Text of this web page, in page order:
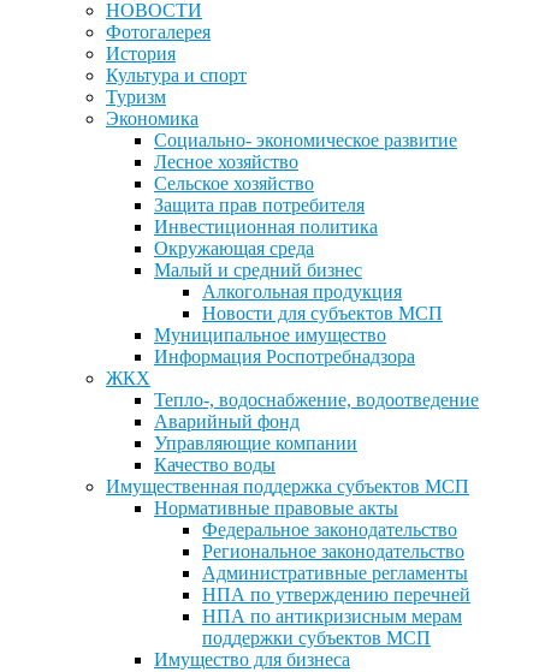
НОВОСТИ
Фотогалерея
История
Культура и спорт
Туризм
Экономика
Социально- экономическое развитие
Лесное хозяйство
Сельское хозяйство
Защита прав потребителя
Инвестиционная политика
Окружающая среда
Малый и средний бизнес
Алкогольная продукция
Новости для субъектов МСП
Муниципальное имущество
Информация Роспотребнадзора
ЖКХ
Тепло-, водоснабжение, водоотведение
Аварийный фонд
Управляющие компании
Качество воды
Имущественная поддержка субъектов МСП
Нормативные правовые акты
Федеральное законодательство
Региональное законодательство
Административные регламенты
НПА по утверждению перечней
НПА по антикризисным мерам
поддержки субъектов МСП
Имущество для бизнеса